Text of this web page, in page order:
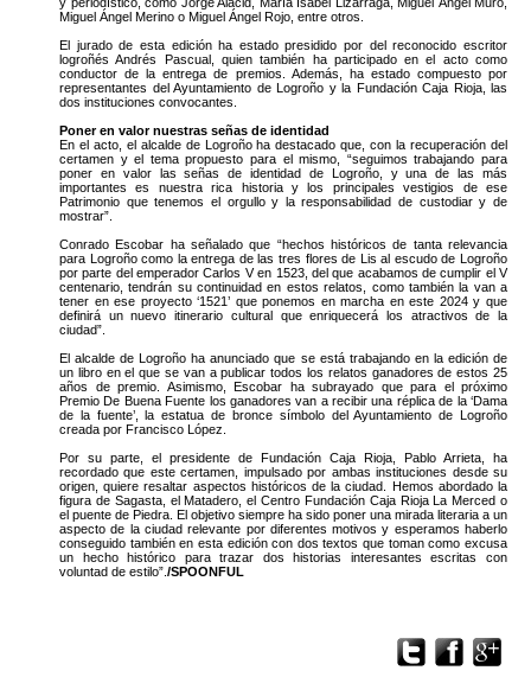
Miguel Ángel Merino o Miguel Ángel Rojo, entre otros.
El jurado de esta edición ha estado presidido por del reconocido escritor
logroñés Andrés Pascual, quien también ha participado en el acto como
conductor de la entrega de premios. Además, ha estado compuesto por
representantes del Ayuntamiento de Logroño y la Fundación Caja Rioja, las
dos instituciones convocantes.
Poner en valor nuestras señas de identidad
En el acto, el alcalde de Logroño ha destacado que, con la recuperación del
certamen y el tema propuesto para el mismo, “seguimos trabajando para
poner en valor las señas de identidad de Logroño, y una de las más
importantes es nuestra rica historia y los principales vestigios de ese
Patrimonio que tenemos el orgullo y la responsabilidad de custodiar y de
mostrar”.
Conrado Escobar ha señalado que “hechos históricos de tanta relevancia
para Logroño como la entrega de las tres flores de Lis al escudo de Logroño
por parte del emperador Carlos V en 1523, del que acabamos de cumplir el V
centenario, tendrán su continuidad en estos relatos, como también la van a
tener en ese proyecto ‘1521’ que ponemos en marcha en este 2024 y que
definirá un nuevo itinerario cultural que enriquecerá los atractivos de la
ciudad”.
El alcalde de Logroño ha anunciado que se está trabajando en la edición de
un libro en el que se van a publicar todos los relatos ganadores de estos 25
años de premio. Asimismo, Escobar ha subrayado que para el próximo
Premio De Buena Fuente los ganadores van a recibir una réplica de la ‘Dama
de la fuente’, la estatua de bronce símbolo del Ayuntamiento de Logroño
creada por Francisco López.
Por su parte, el presidente de Fundación Caja Rioja, Pablo Arrieta, ha
recordado que este certamen, impulsado por ambas instituciones desde su
origen, quiere resaltar aspectos históricos de la ciudad. Hemos abordado la
figura de Sagasta, el Matadero, el Centro Fundación Caja Rioja La Merced o
el puente de Piedra. El objetivo siempre ha sido poner una mirada literaria a un
aspecto de la ciudad relevante por diferentes motivos y esperamos haberlo
conseguido también en esta edición con dos textos que toman como excusa
un hecho histórico para trazar dos historias interesantes escritas con
voluntad de estilo”. /SPOONFUL